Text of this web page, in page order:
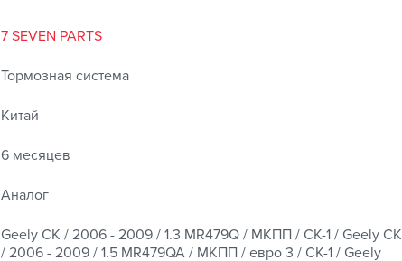
7 SEVEN PARTS
Тормозная система
Китай
6 месяцев
Аналог
Geely CK / 2006 - 2009 / 1.3 MR479Q / МКПП / CK-1 / Geely CK
/ 2006 - 2009 / 1.5 MR479QA / МКПП / евро 3 / CK-1 / Geely